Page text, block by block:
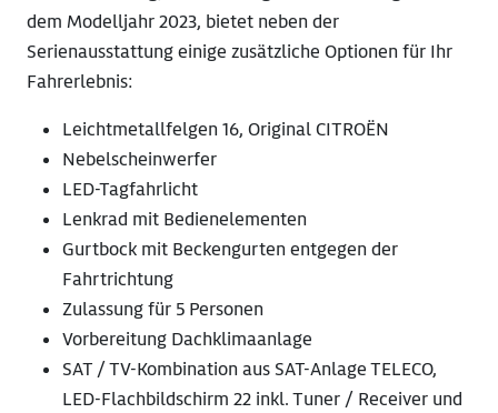
dem Modelljahr 2023, bietet neben der
Serienausstattung einige zusätzliche Optionen für Ihr
Fahrerlebnis:
Leichtmetallfelgen 16, Original CITROËN
Nebelscheinwerfer
LED-Tagfahrlicht
Lenkrad mit Bedienelementen
Gurtbock mit Beckengurten entgegen der
Fahrtrichtung
Zulassung für 5 Personen
Vorbereitung Dachklimaanlage
SAT / TV-Kombination aus SAT-Anlage TELECO,
LED-Flachbildschirm 22 inkl. Tuner / Receiver und